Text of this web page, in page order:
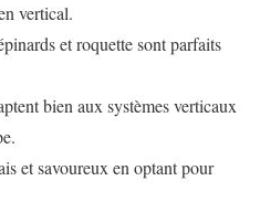
vertical.
et roquette sont parfaits
bien aux systèmes verticaux
et savoureux en optant pour